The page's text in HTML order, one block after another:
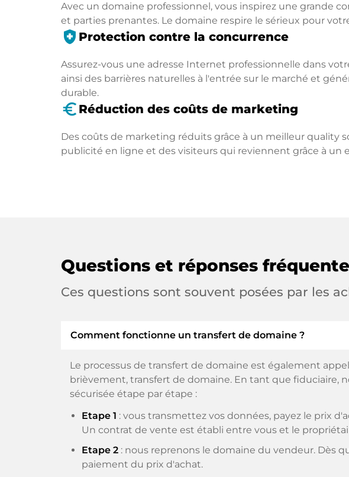
Avec un domaine professionnel, vous inspirez une grande
et parties prenantes. Le domaine respire le sérieux pour
health_and_safety Protection contre la concurrence
Assurez-vous une adresse Internet professionnelle dans
ainsi des barrières naturelles à l'entrée sur le marché et
durable.
euro_symbol Réduction des coûts de marketing
Des coûts de marketing réduits grâce à un meilleur quality
publicité en ligne et des visiteurs qui reviennent grâce à un
Questions et réponses
Ces questions sont souvent posées par les
Comment fonctionne un transfert de domaine ?
Le processus de transfert de domaine est également
brièvement, transfert de domaine. En tant que fiduciaire,
sécurisée étape par étape :
Etape 1 : vous transmettez vos données, payez le prix
Un contrat de vente est établi entre vous et le
Etape 2 : nous reprenons le domaine du vendeur. Dès
paiement du prix d'achat.